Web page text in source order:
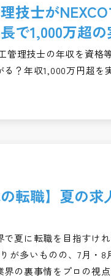
技士が
で1,000万超
管理技士の年収を資格
る？年収1,000万円超
の転職】夏の
で夏に転職を目指すけ
が多いものの、7月・
界の裏事情をプロの視